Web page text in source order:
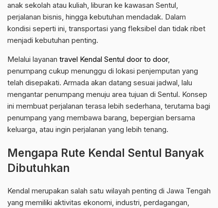
anak sekolah atau kuliah, liburan ke kawasan Sentul,
perjalanan bisnis, hingga kebutuhan mendadak. Dalam
kondisi seperti ini, transportasi yang fleksibel dan tidak ribet
menjadi kebutuhan penting.
Melalui layanan travel Kendal Sentul door to door,
penumpang cukup menunggu di lokasi penjemputan yang
telah disepakati. Armada akan datang sesuai jadwal, lalu
mengantar penumpang menuju area tujuan di Sentul. Konsep
ini membuat perjalanan terasa lebih sederhana, terutama bagi
penumpang yang membawa barang, bepergian bersama
keluarga, atau ingin perjalanan yang lebih tenang.
Mengapa Rute Kendal Sentul Banyak
Dibutuhkan
Kendal merupakan salah satu wilayah penting di Jawa Tengah
yang memiliki aktivitas ekonomi, industri, perdagangan,